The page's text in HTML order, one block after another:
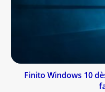
Finito Windows 10